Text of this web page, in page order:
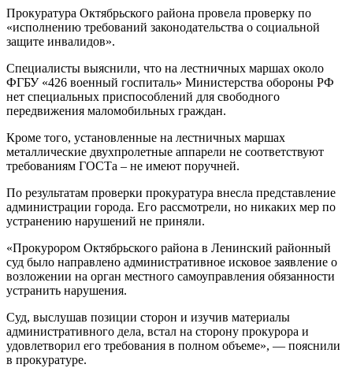
Прокуратура Октябрьского района провела проверку по
«исполнению требований законодательства о социальной
защите инвалидов».
Специалисты выяснили, что на лестничных маршах около
ФГБУ «426 военный госпиталь» Министерства обороны РФ
нет специальных приспособлений для свободного
передвижения маломобильных граждан.
Кроме того, установленные на лестничных маршах
металлические двухпролетные аппарели не соответствуют
требованиям ГОСТа – не имеют поручней.
По результатам проверки прокуратура внесла представление
администрации города. Его рассмотрели, но никаких мер по
устранению нарушений не приняли.
«Прокурором Октябрьского района в Ленинский районный
суд было направлено административное исковое заявление о
возложении на орган местного самоуправления обязанности
устранить нарушения.
Суд, выслушав позиции сторон и изучив материалы
административного дела, встал на сторону прокурора и
удовлетворил его требования в полном объеме», — пояснили
в прокуратуре.